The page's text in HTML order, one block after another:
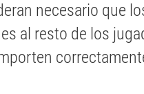
necesario que
al resto de los